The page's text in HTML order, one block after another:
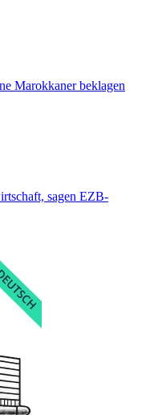
Marokkaner beklagen
sagen EZB-